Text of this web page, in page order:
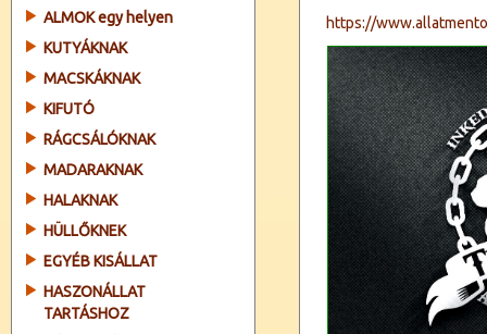
ALMOK egy helyen
KUTYÁKNAK
MACSKÁKNAK
KIFUTÓ
RÁGCSÁLÓKNAK
MADARAKNAK
HALAKNAK
HÜLLŐKNEK
EGYÉB KISÁLLAT
HASZONÁLLAT
TARTÁSHOZ
https://